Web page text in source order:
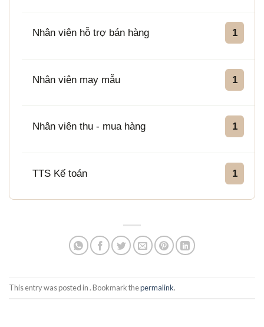
Nhân viên hỗ trợ bán hàng 1
Nhân viên may mẫu 1
Nhân viên thu - mua hàng 1
TTS Kế toán 1
This entry was posted in . Bookmark thepermalink.